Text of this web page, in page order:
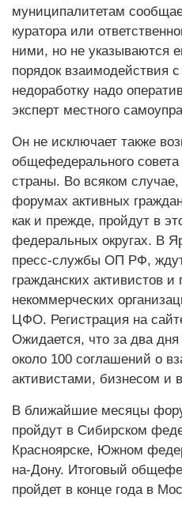
муниципалитетам
куратора или
ними, но не указываются
порядок взаи­модействия
недоработку надо
эксперт местного
Он не исключает также
общефедерального
страны. Во всяком
форумах активных
как и прежде, пройдут в
федеральных округах. В
пресс-службы ОП РФ,
гражданских активистов и
некоммерческих
ЦФО. Регистрация на
Ожидается, что за два
около 100 соглашений о
активистами, бизнесом и
В ближайшие месяцы
пройдут в Сибирском
Красноярске, Южном
на-Дону. Итоговый
пройдет в конце года в